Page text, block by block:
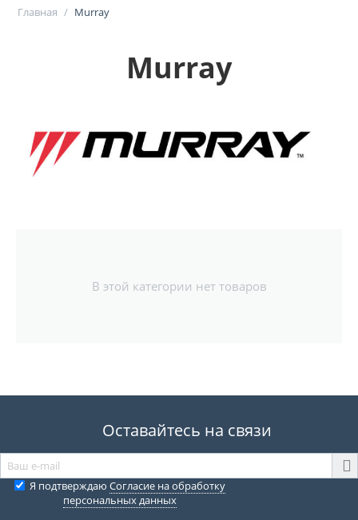
Главная / Murray
Murray
В этой категории нет товаров
Оставайтесь на связи
Я подтверждаю Согласие на обработку
персональных данных